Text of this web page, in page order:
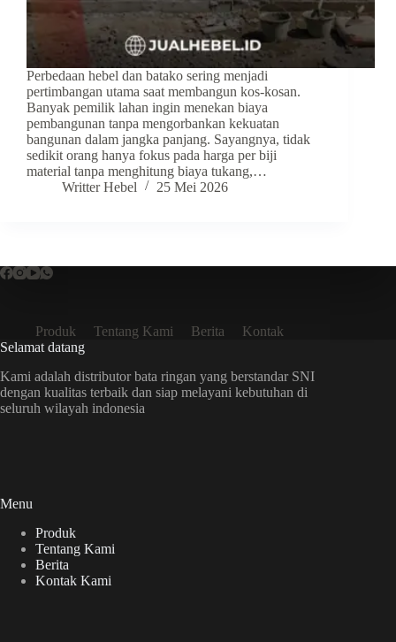
Perbedaan hebel dan batako sering menjadi
pertimbangan utama saat membangun kos-kosan.
Banyak pemilik lahan ingin menekan biaya
pembangunan tanpa mengorbankan kekuatan
bangunan dalam jangka panjang. Sayangnya, tidak
sedikit orang hanya fokus pada harga per biji
material tanpa menghitung biaya tukang,…
Writter Hebel
25 Mei 2026
Produk Tentang Kami Berita
Kontak
Selamat datang
Kami adalah distributor bata ringan yang berstandar SNI
dengan kualitas terbaik dan siap melayani kebutuhan di
seluruh wilayah indonesia
Menu
Produk
Tentang Kami
Berita
Kontak Kami